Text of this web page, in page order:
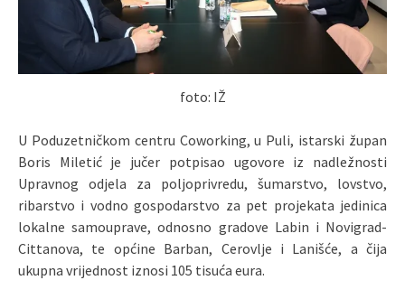
foto: IŽ
U Poduzetničkom centru Coworking, u Puli, istarski župan
Boris Miletić je jučer potpisao ugovore iz nadležnosti
Upravnog odjela za poljoprivredu, šumarstvo, lovstvo,
ribarstvo i vodno gospodarstvo za pet projekata jedinica
lokalne samouprave, odnosno gradove Labin i Novigrad-
Cittanova, te općine Barban, Cerovlje i Lanišće, a čija
ukupna vrijednost iznosi 105 tisuća eura.